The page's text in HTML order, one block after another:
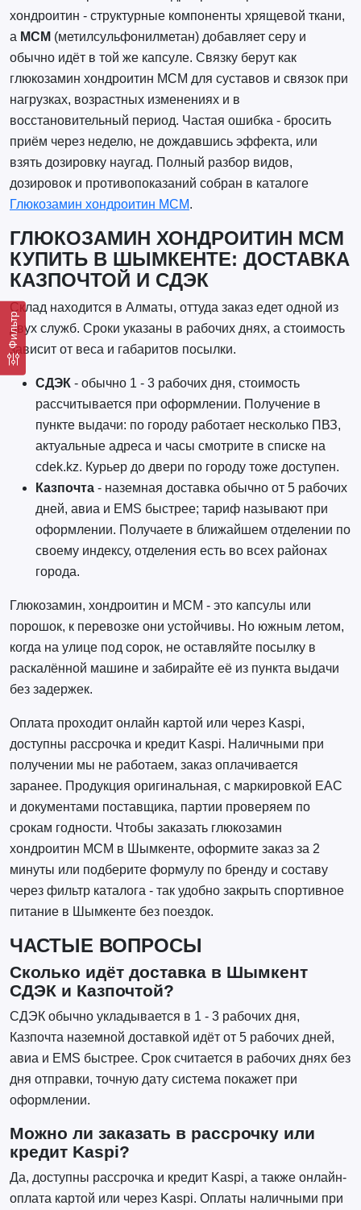
Фильтр
хондроитин - структурные компоненты хрящевой ткани,
а МСМ (метилсульфонилметан) добавляет серу и
обычно идёт в той же капсуле. Связку берут как
глюкозамин хондроитин МСМ для суставов и связок при
нагрузках, возрастных изменениях и в
восстановительный период. Частая ошибка - бросить
приём через неделю, не дождавшись эффекта, или
взять дозировку наугад. Полный разбор видов,
дозировок и противопоказаний собран в каталоге
Глюкозамин хондроитин МСМ.
ГЛЮКОЗАМИН ХОНДРОИТИН МСМ
КУПИТЬ В ШЫМКЕНТЕ: ДОСТАВКА
КАЗПОЧТОЙ И СДЭК
Склад находится в Алматы, оттуда заказ едет одной из
двух служб. Сроки указаны в рабочих днях, а стоимость
зависит от веса и габаритов посылки.
СДЭК- обычно 1 - 3 рабочих дня, стоимость
рассчитывается при оформлении. Получение в
пункте выдачи: по городу работает несколько ПВЗ,
актуальные адреса и часы смотрите в списке на
cdek.kz. Курьер до двери по городу тоже доступен.
Казпочта- наземная доставка обычно от 5 рабочих
дней, авиа и EMS быстрее; тариф называют при
оформлении. Получаете в ближайшем отделении по
своему индексу, отделения есть во всех районах
города.
Глюкозамин, хондроитин и МСМ - это капсулы или
порошок, к перевозке они устойчивы. Но южным летом,
когда на улице под сорок, не оставляйте посылку в
раскалённой машине и забирайте её из пункта выдачи
без задержек.
Оплата проходит онлайн картой или через Kaspi,
доступны рассрочка и кредит Kaspi. Наличными при
получении мы не работаем, заказ оплачивается
заранее. Продукция оригинальная, с маркировкой EAC
и документами поставщика, партии проверяем по
срокам годности. Чтобы заказать глюкозамин
хондроитин МСМ в Шымкенте, оформите заказ за 2
минуты или подберите формулу по бренду и составу
через фильтр каталога - так удобно закрыть спортивное
питание в Шымкенте без поездок.
ЧАСТЫЕ ВОПРОСЫ
Сколько идёт доставка в Шымкент
СДЭК и Казпочтой?
СДЭК обычно укладывается в 1 - 3 рабочих дня,
Казпочта наземной доставкой идёт от 5 рабочих дней,
авиа и EMS быстрее. Срок считается в рабочих днях без
дня отправки, точную дату система покажет при
оформлении.
Можно ли заказать в рассрочку или
кредит Kaspi?
Да, доступны рассрочка и кредит Kaspi, а также онлайн-
оплата картой или через Kaspi. Оплаты наличными при